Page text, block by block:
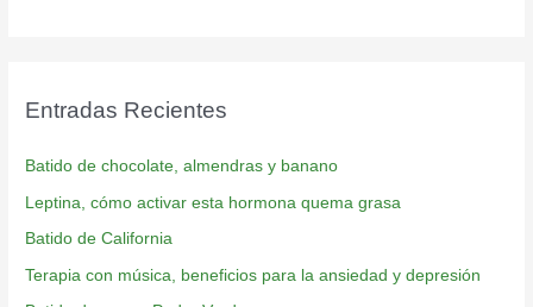
Entradas Recientes
Batido de chocolate, almendras y banano
Leptina, cómo activar esta hormona quema grasa
Batido de California
Terapia con música, beneficios para la ansiedad y depresión